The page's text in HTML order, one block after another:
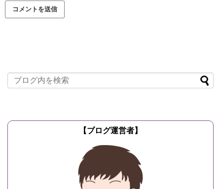
【ブログ運営者】